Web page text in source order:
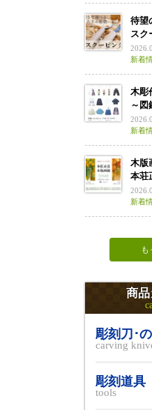
待望
ス
新着
木彫
～
新着
木版
本荘
新着
も
商品
彫刻刀･
carving
彫刻道具
tools